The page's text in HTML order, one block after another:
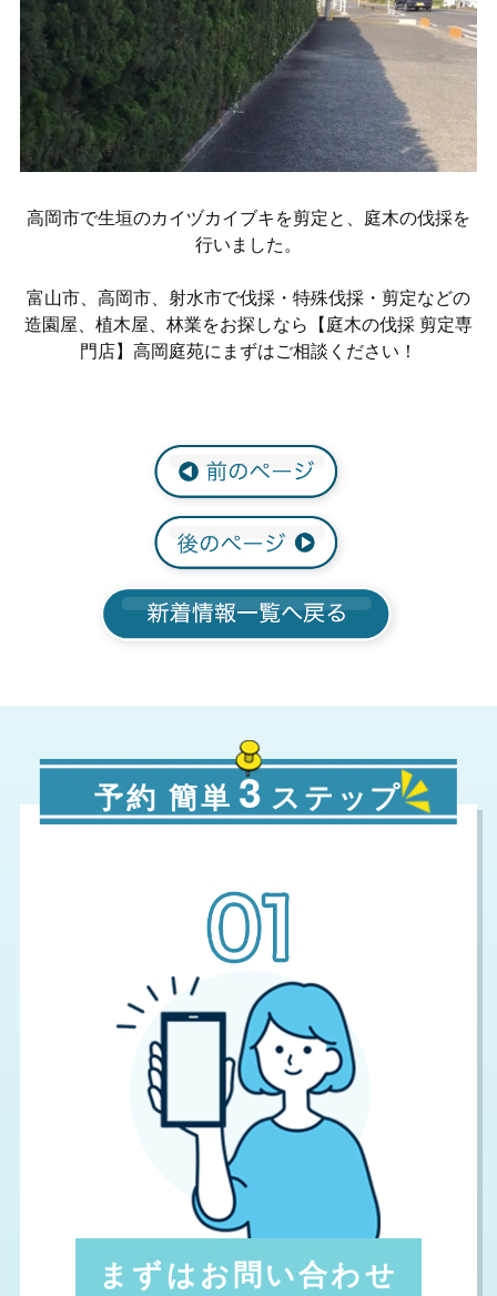
高岡市で生垣のカイヅカイブキを剪定と、庭木の伐採を
行いました。
富山市、高岡市、射水市で伐採・特殊伐採・剪定などの
造園屋、植木屋、林業をお探しなら【庭木の伐採 剪定専
門店】高岡庭苑にまずはご相談ください！
予約 簡単 3 ステップ
まずはお問い合わせ